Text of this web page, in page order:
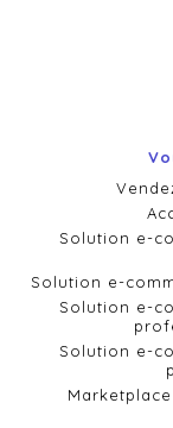
Solution e-
Solution e-
Solution e-
Solution e-